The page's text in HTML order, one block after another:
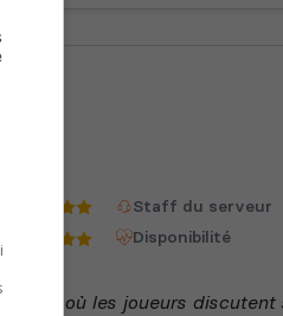
Staff du serveur
Disponibilité
où les joueurs